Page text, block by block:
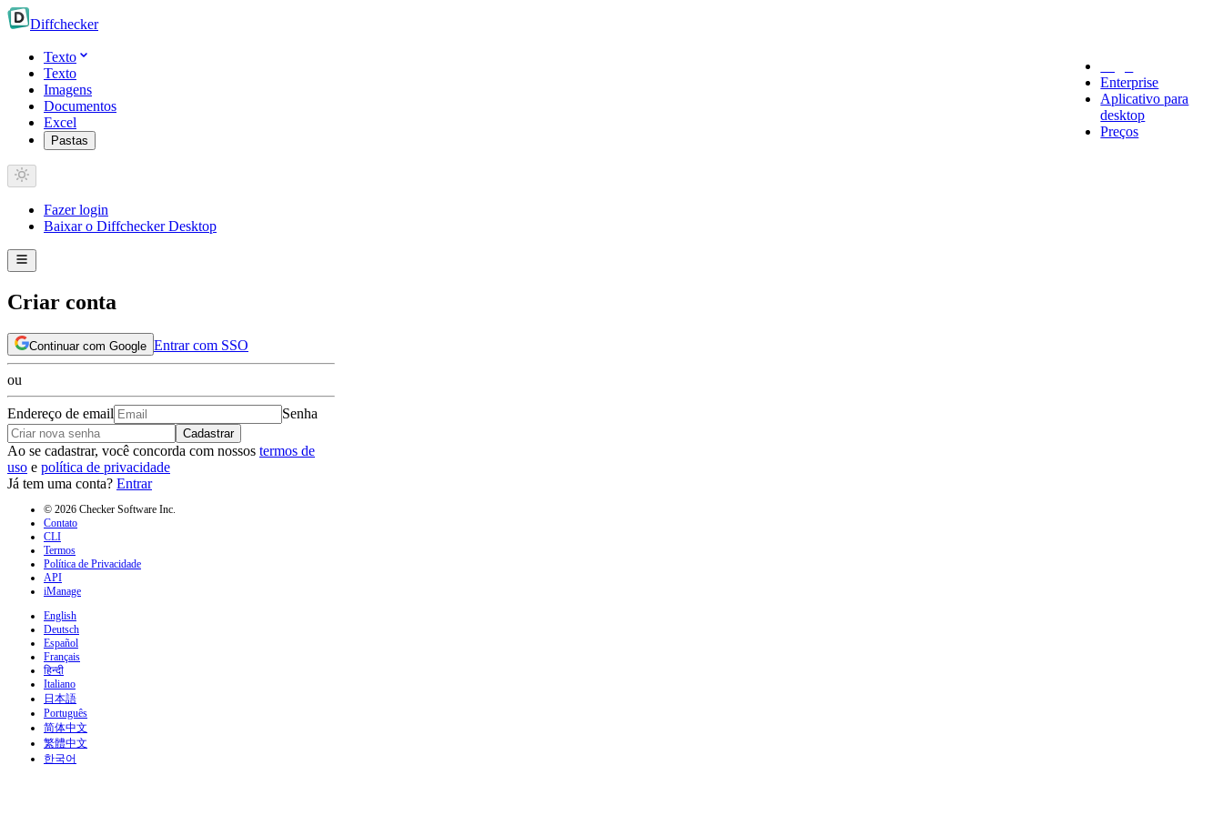
Diffchecker
Texto
Texto
Imagens
Documentos
Excel
Pastas
Enterprise
Aplicativo para
desktop
Preços
Fazer login
Baixar o Diffchecker Desktop
Criar conta
Continuar com Google Entrar com SSO
ou
Endereço de email Senha
Cadastrar
Ao se cadastrar, você concorda com nossos termos de
uso e política de privacidade
Já tem uma conta? Entrar
© 2026 Checker Software Inc.
Contato
CLI
Termos
Política de Privacidade
API
iManage
English
Deutsch
Español
Français
हिन्दी
Italiano
日本語
Português
简体中文
繁體中文
한국어